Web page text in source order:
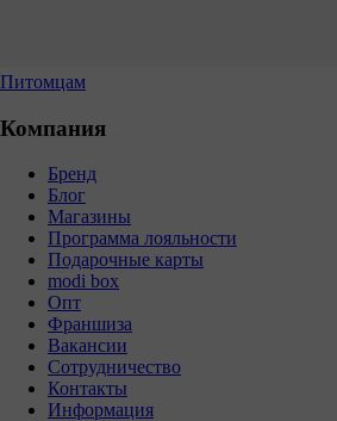
Питомцам
Компания
Бренд
Блог
Магазины
Программа лояльности
Подарочные карты
modi box
Опт
Франшиза
Вакансии
Сотрудничество
Контакты
Информация